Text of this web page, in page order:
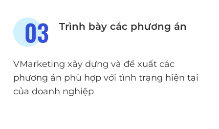
Trình bày các phương án
VMarketing xây dựng và đề xuất các
phương án phù hợp với tình trạng hiện tại
của doanh nghiệp